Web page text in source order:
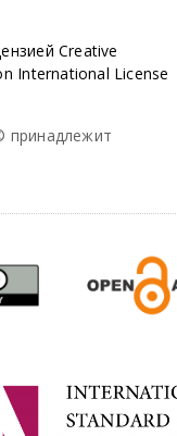
Creative
International License
принадлежит